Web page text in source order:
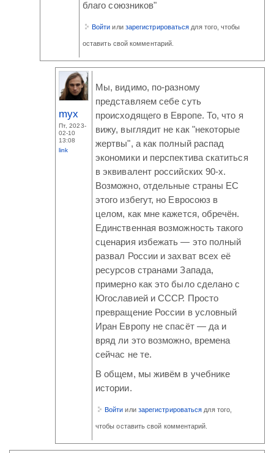
благо союзников"
Войти или зарегистрироваться для того, чтобы
оставить свой комментарий.
myx
Пт, 2023-
02-10
13:08
link
Мы, видимо, по-разному
представляем себе суть
происходящего в Европе. То, что я
вижу, выглядит не как "некоторые
жертвы", а как полный распад
экономики и перспектива скатиться
в эквивалент российских 90-х.
Возможно, отдельные страны ЕС
этого избегут, но Евросоюз в
целом, как мне кажется, обречён.
Единственная возможность такого
сценария избежать — это полный
развал России и захват всех её
ресурсов странами Запада,
примерно как это было сделано с
Югославией и СССР. Просто
превращение России в условный
Иран Европу не спасёт — да и
вряд ли это возможно, времена
сейчас не те.
В общем, мы живём в учебнике
истории.
Войти или зарегистрироваться для того,
чтобы оставить свой комментарий.